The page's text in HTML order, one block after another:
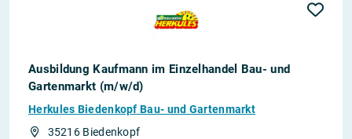
Ausbildung Kaufmann im Einzelhandel Bau- und
Gartenmarkt (m/w/d)
Herkules Biedenkopf Bau- und Gartenmarkt
35216 Biedenkopf